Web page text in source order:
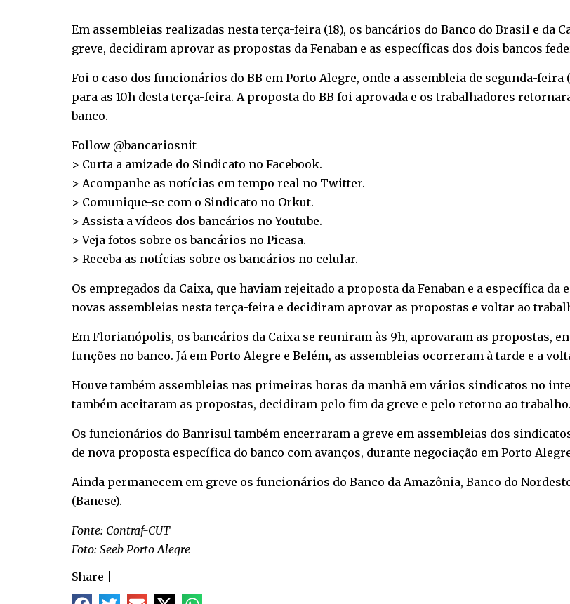
Em assembleias realizadas nesta terça-feira (18), os bancários do Banco do Brasil e da
greve, decidiram aprovar as propostas da Fenaban e as específicas dos dois bancos
Foi o caso dos funcionários do BB em Porto Alegre, onde a assembleia de segunda-
para as 10h desta terça-feira. A proposta do BB foi aprovada e os trabalhadores
banco.
Follow @bancariosnit
> Curta a amizade do Sindicato no Facebook.
> Acompanhe as notícias em tempo real no Twitter.
> Comunique-se com o Sindicato no Orkut.
> Assista a vídeos dos bancários noYoutube.
> Veja fotos sobre os bancários no Picasa.
> Receba as notícias sobre os bancários no celular.
Os empregados da Caixa, que haviam rejeitado a proposta da Fenaban e a específica
novas assembleias nesta terça-feira e decidiram aprovar as propostas e voltar ao
Em Florianópolis, os bancários da Caixa se reuniram às 9h, aprovaram as propostas,
funções no banco. Já em Porto Alegre e Belém, as assembleias ocorreram à tarde e a
Houve também assembleias nas primeiras horas da manhã em vários sindicatos no
também aceitaram as propostas, decidiram pelo fim da greve e pelo retorno ao trabalho.
Os funcionários do Banrisul também encerraram a greve em assembleias dos
de nova proposta específica do banco com avanços, durante negociação em Porto
Ainda permanecem em greve os funcionários do Banco da Amazônia, Banco do
(Banese).
Fonte: Contraf-CUT
Foto: Seeb Porto Alegre
Share